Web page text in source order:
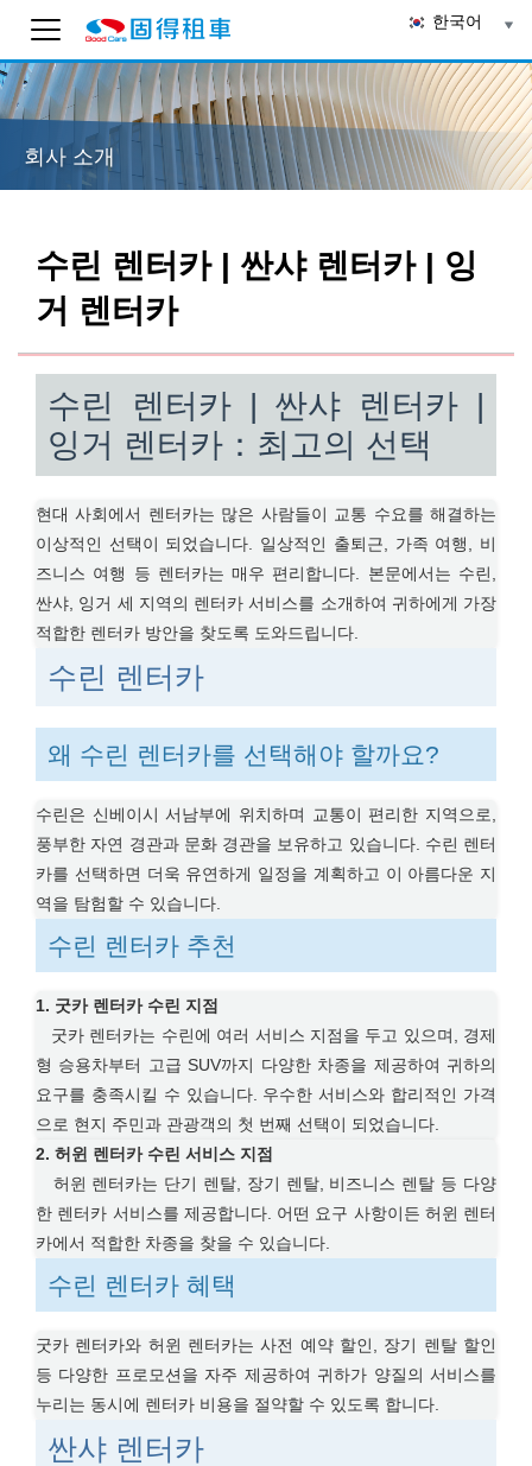
Good Cars 렌터카
온라인 AI 상담
고객 지원 답변을 받을 수 있도록 Email을 입력해 주
세요.
한국어
회사 소개
수린 렌터카 | 싼샤 렌터카 | 잉
거 렌터카
수린 렌터카 | 싼샤 렌터카 |
잉거 렌터카：최고의 선택
현대 사회에서 렌터카는 많은 사람들이 교통 수요를 해결하는
이상적인 선택이 되었습니다. 일상적인 출퇴근, 가족 여행, 비
즈니스 여행 등 렌터카는 매우 편리합니다. 본문에서는 수린,
싼샤, 잉거 세 지역의 렌터카 서비스를 소개하여 귀하에게 가장
적합한 렌터카 방안을 찾도록 도와드립니다.
수린 렌터카
왜 수린 렌터카를 선택해야 할까요?
수린은 신베이시 서남부에 위치하며 교통이 편리한 지역으로,
풍부한 자연 경관과 문화 경관을 보유하고 있습니다. 수린 렌터
카를 선택하면 더욱 유연하게 일정을 계획하고 이 아름다운 지
역을 탐험할 수 있습니다.
수린 렌터카 추천
1. 굿카 렌터카 수린 지점
굿카 렌터카는 수린에 여러 서비스 지점을 두고 있으며, 경제
형 승용차부터 고급 SUV까지 다양한 차종을 제공하여 귀하의
요구를 충족시킬 수 있습니다. 우수한 서비스와 합리적인 가격
으로 현지 주민과 관광객의 첫 번째 선택이 되었습니다.
2. 허윈 렌터카 수린 서비스 지점
허윈 렌터카는 단기 렌탈, 장기 렌탈, 비즈니스 렌탈 등 다양
한 렌터카 서비스를 제공합니다. 어떤 요구 사항이든 허윈 렌터
카에서 적합한 차종을 찾을 수 있습니다.
수린 렌터카 혜택
굿카 렌터카와 허윈 렌터카는 사전 예약 할인, 장기 렌탈 할인
등 다양한 프로모션을 자주 제공하여 귀하가 양질의 서비스를
누리는 동시에 렌터카 비용을 절약할 수 있도록 합니다.
싼샤 렌터카